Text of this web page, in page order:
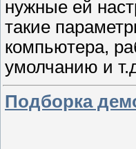
нужные ей
такие
компьютера,
умолчанию и
Подборка